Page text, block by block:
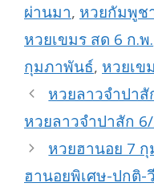
ผ่านมา, หวยกัมพูช
หวยเขมร สด 6 ก.พ.
กุมภาพันธ์, หวยเข
หวยลาวจำปา
หวยลาวจำปาสัก
หวยฮานอย 7
ฮานอยพิเศษ-ปกติ-